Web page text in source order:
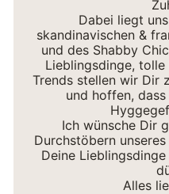
Dabei liegt
skandinavischen &
und des Shabby
Lieblingsdinge,
Trends stellen wir Dir
und hoffen,
Ich wünsche Dir
Durchstöbern
Deine
Alles